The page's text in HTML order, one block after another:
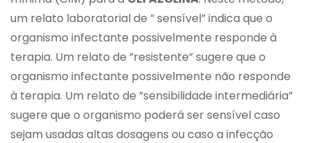
um relato laboratorial de ” sensível” indica que o
organismo infectante possivelmente responde à
terapia. Um relato de ”resistente” sugere que o
organismo infectante possivelmente não responde
à terapia. Um relato de ”sensibilidade intermediária”
sugere que o organismo poderá ser sensível caso
sejam usadas altas dosagens ou caso a infecção